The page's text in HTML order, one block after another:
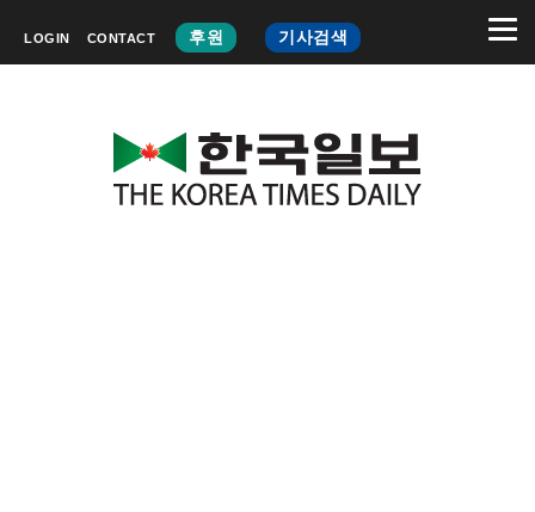
LOGIN CONTACT 후원 기사검색